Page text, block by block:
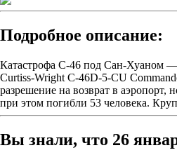
Подробное описание:
Катастрофа C-46 под Сан-Хуаном —
Curtiss-Wright C-46D-5-CU
разрешение на возврат в аэропорт,
при этом погибли 53 человека.
Вы знали, что 26